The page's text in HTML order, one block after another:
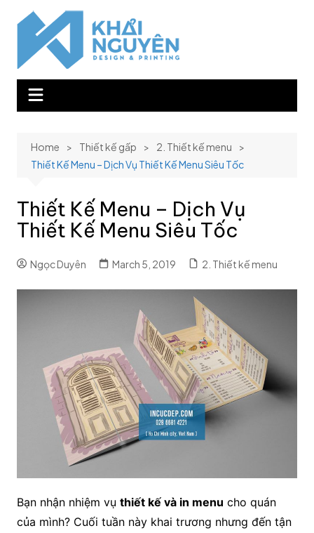
Home Thiết kế gấp
2. Thiết kế menu
Thiết Kế Menu – Dịch Vụ Thiết Kế Menu Siêu Tốc
Thiết Kế Menu – Dịch Vụ
Thiết Kế Menu Siêu Tốc
Ngọc Duyên March 5, 2019 2. Thiết kế menu
Bạn nhận nhiệm vụ thiết kế và in menu cho quán
của mình? Cuối tuần này khai trương nhưng đến tận